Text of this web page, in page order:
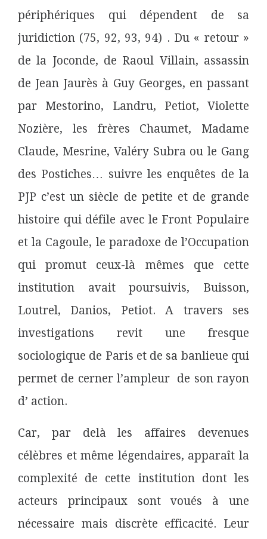
périphériques qui dépendent de sa
juridiction (75, 92, 93, 94) . Du « retour »
de la Joconde, de Raoul Villain, assassin
de Jean Jaurès à Guy Georges, en passant
par Mestorino, Landru, Petiot, Violette
Nozière, les frères Chaumet, Madame
Claude, Mesrine, Valéry Subra ou le Gang
des Postiches… suivre les enquêtes de la
PJP c’est un siècle de petite et de grande
histoire qui défile avec le Front Populaire
et la Cagoule, le paradoxe de l’Occupation
qui promut ceux-là mêmes que cette
institution avait poursuivis, Buisson,
Loutrel, Danios, Petiot. A travers ses
investigations revit une fresque
sociologique de Paris et de sa banlieue qui
permet de cerner l’ampleur de son rayon
d’ action.
Car, par delà les affaires devenues
célèbres et même légendaires, apparaît la
complexité de cette institution dont les
acteurs principaux sont voués à une
nécessaire mais discrète efficacité. Leur